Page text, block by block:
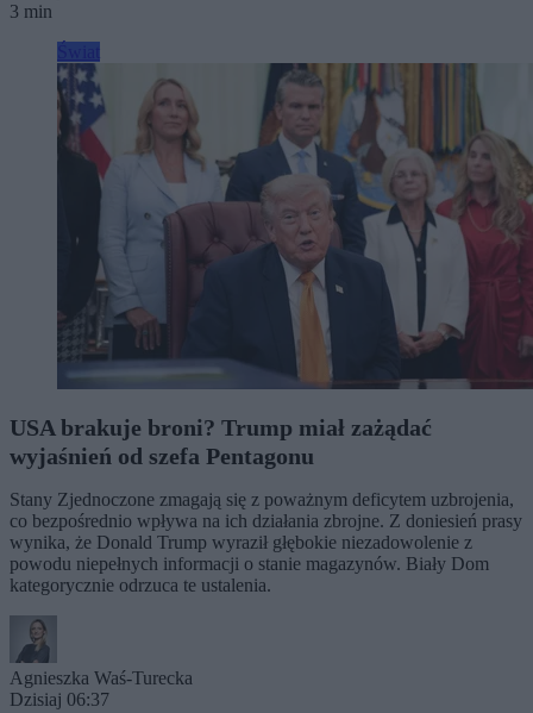
3 min
USA brakuje broni? Trump miał zażądać
wyjaśnień od szefa Pentagonu
Stany Zjednoczone zmagają się z poważnym deficytem uzbrojenia,
co bezpośrednio wpływa na ich działania zbrojne. Z doniesień prasy
wynika, że Donald Trump wyraził głębokie niezadowolenie z
powodu niepełnych informacji o stanie magazynów. Biały Dom
kategorycznie odrzuca te ustalenia.
Agnieszka Waś-Turecka
Dzisiaj 06:37